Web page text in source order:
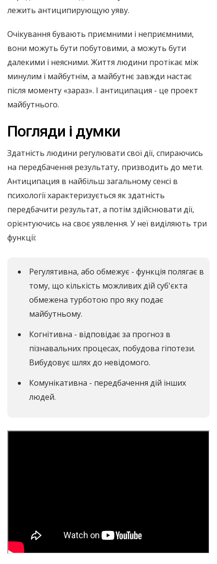
лежить антиципирующую уяву.
Очікування бувають приємними і неприємними,
вони можуть бути побутовими, а можуть бути
далекими і неясними. Життя людини протікає між
минулим і майбутнім, а майбутнє завжди настає
після моменту «зараз». І антиципация - це проект
майбутнього.
Погляди і думки
Здатність людини регулювати свої дії, спираючись
на передбачення результату, призводить до мети.
Антиципация в найбільш загальному сенсі в
психології характеризується як здатність
передбачити результат, а потім здійснювати дії,
орієнтуючись на своє уявлення. У неї виділяють три
функції:
Регулятивна, або обмежує - функція полягає в
тому, що кількість можливих дій суб'єкта
обмежена турботою про яку подає
майбутньому.
Когнітивна - відповідає за прогноз в
пізнавальних процесах, побудова гіпотези.
Вибудовує шлях до невідомого.
Комунікативна - передбачення дій інших
людей.